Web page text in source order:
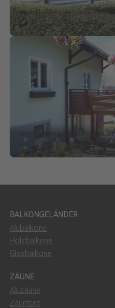
Zaun| Feldkirchen, Österreich
Überdachung | Grieskirchen, AT
BALKONGELÄNDER
Alubalkone
Holzbalkone
Glasbalkone
ZÄUNE
Aluzäune
Zauntore